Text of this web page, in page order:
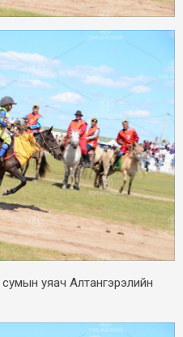
уяач Алтангэрэлийн